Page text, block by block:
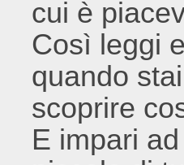
cui è
Così leggi
quando
scoprire
E impari